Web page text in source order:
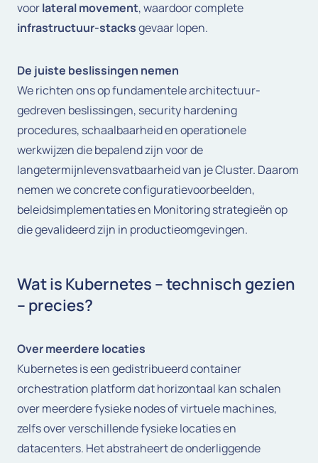
voorlateral movement, waardoor complete
infrastructuur-stacksgevaar lopen.
De juiste beslissingen nemen
We richten ons op fundamentele architectuur-
gedreven beslissingen, security hardening
procedures, schaalbaarheid en operationele
werkwijzen die bepalend zijn voor de
langetermijnlevensvatbaarheid van je Cluster. Daarom
nemen we concrete configuratievoorbeelden,
beleidsimplementaties en Monitoring strategieën op
die gevalideerd zijn in productieomgevingen.
Wat is Kubernetes – technisch gezien
– precies?
Over meerdere locaties
Kubernetes is een gedistribueerd container
orchestration platform dat horizontaal kan schalen
over meerdere fysieke nodes of virtuele machines,
zelfs over verschillende fysieke locaties en
datacenters. Het abstraheert de onderliggende